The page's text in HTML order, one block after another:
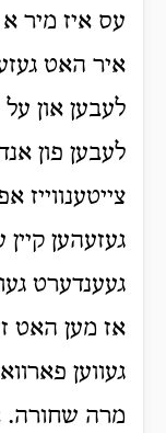
עס איז מיר
איר האט
לעבען און
לעבען פון
צייטענווייז
געזעהען
געענדערט
אז מען האט
געווען
מרה שחורה.